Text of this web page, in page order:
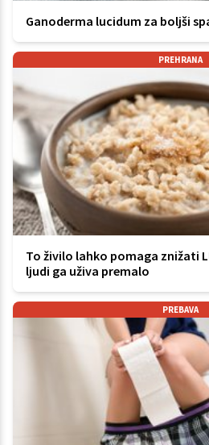
Ganoderma lucidum za boljši
PREHRANA
To živilo lahko pomaga znižati
ljudi ga uživa premalo
PREBAVA